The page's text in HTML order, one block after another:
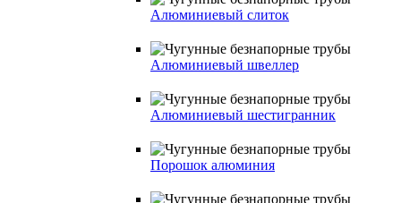
Алюминиевый слиток
Алюминиевый швеллер
Алюминиевый шестигранник
Порошок алюминия